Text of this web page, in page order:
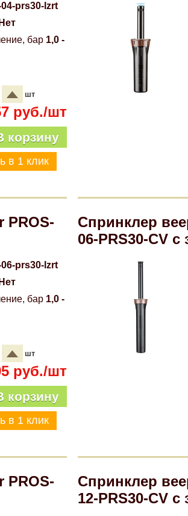
prs30-lzrt
Нет
бар 1,0 -
шт
руб./шт
корзину
PROS-
prs30-lzrt
Нет
бар 1,0 -
шт
руб./шт
корзину
Спринклер
06-PRS30-CV
PROS-
Спринклер
12-PRS30-CV